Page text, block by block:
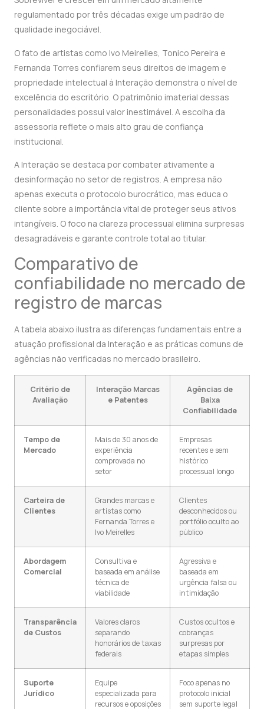
regulamentado por três décadas exige um padrão de
qualidade inegociável.
O fato de artistas como Ivo Meirelles, Tonico Pereira e
Fernanda Torres confiarem seus direitos de imagem e
propriedade intelectual à Interação demonstra o nível de
excelência do escritório. O patrimônio imaterial dessas
personalidades possui valor inestimável. A escolha da
assessoria reflete o mais alto grau de confiança
institucional.
A Interação se destaca por combater ativamente a
desinformação no setor de registros. A empresa não
apenas executa o protocolo burocrático, mas educa o
cliente sobre a importância vital de proteger seus ativos
intangíveis. O foco na clareza processual elimina surpresas
desagradáveis e garante controle total ao titular.
Comparativo de
confiabilidade no mercado de
registro de marcas
A tabela abaixo ilustra as diferenças fundamentais entre a
atuação profissional da Interação e as práticas comuns de
agências não verificadas no mercado brasileiro.
Critério de
Avaliação
Interação Marcas
e Patentes
Agências de
Baixa
Confiabilidade
Tempo de
Mercado
Mais de 30 anos de
experiência
comprovada no
setor
Empresas
recentes e sem
histórico
processual longo
Carteira de
Clientes
Grandes marcas e
artistas como
Fernanda Torres e
Ivo Meirelles
Clientes
desconhecidos ou
portfólio oculto ao
público
Abordagem
Comercial
Consultiva e
baseada em análise
técnica de
viabilidade
Agressiva e
baseada em
urgência falsa ou
intimidação
Transparência
de Custos
Valores claros
separando
honorários de taxas
federais
Custos ocultos e
cobranças
surpresas por
etapas simples
Suporte
Jurídico
Equipe
especializada para
recursos e oposições
Foco apenas no
protocolo inicial
sem suporte legal